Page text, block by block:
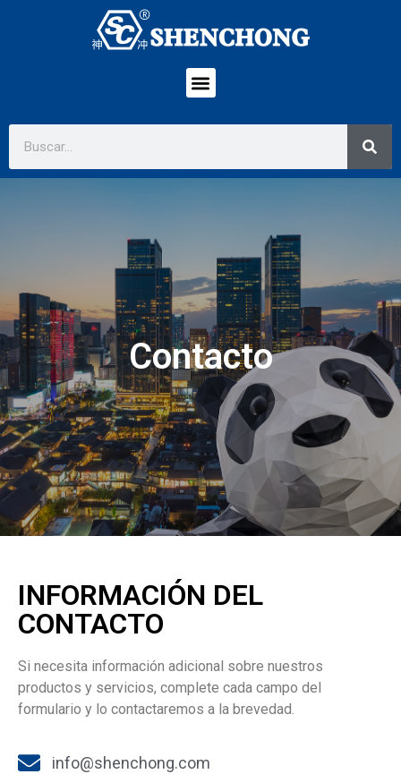
Contacto
INFORMACIÓN DEL
CONTACTO
Si necesita información adicional sobre nuestros
productos y servicios, complete cada campo del
formulario y lo contactaremos a la brevedad.
info@shenchong.com